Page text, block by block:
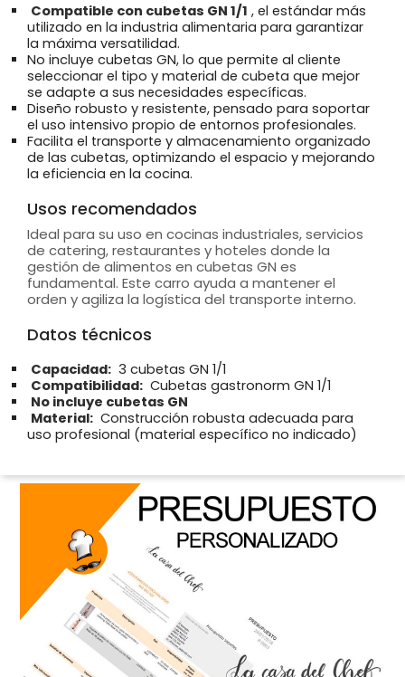
Compatible con cubetas GN 1/1 , el estándar más
utilizado en la industria alimentaria para garantizar
la máxima versatilidad.
No incluye cubetas GN, lo que permite al cliente
seleccionar el tipo y material de cubeta que mejor
se adapte a sus necesidades específicas.
Diseño robusto y resistente, pensado para soportar
el uso intensivo propio de entornos profesionales.
Facilita el transporte y almacenamiento organizado
de las cubetas, optimizando el espacio y mejorando
la eficiencia en la cocina.
Usos recomendados
Ideal para su uso en cocinas industriales, servicios
de catering, restaurantes y hoteles donde la
gestión de alimentos en cubetas GN es
fundamental. Este carro ayuda a mantener el
orden y agiliza la logística del transporte interno.
Datos técnicos
Capacidad: 3 cubetas GN 1/1
Compatibilidad: Cubetas gastronorm GN 1/1
No incluye cubetas GN
Material: Construcción robusta adecuada para
uso profesional (material específico no indicado)